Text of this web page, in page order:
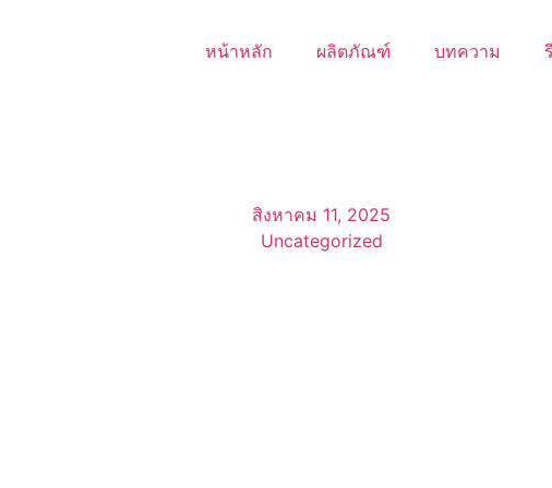
หน้าหลัก ผลิตภัณฑ์ บทความ
สิงหาคม 11, 2025
Uncategorized